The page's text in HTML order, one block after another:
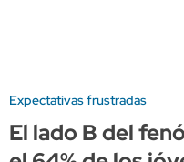
Expectativas frustradas
El lado B del